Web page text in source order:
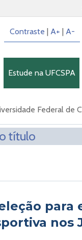
Contraste | A+ | A-
Estude na UFCSPA
Federal de
para
nos